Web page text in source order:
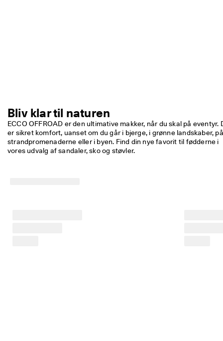
Bliv klar til naturen
ECCO OFFROAD er den ultimative makker, når du skal på eventyr.
er sikret komfort, uanset om du går i bjerge, i grønne landskaber, på
strandpromenaderne eller i byen. Find din nye favorit til fødderne i
vores udvalg af sandaler, sko og støvler.